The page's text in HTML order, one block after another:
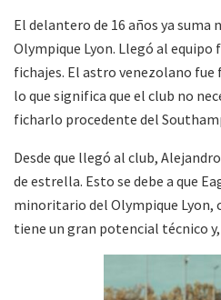
El delantero de 16 años ya suma
Olympique Lyon. Llegó al equipo
fichajes. El astro venezolano
lo que significa que el club no
ficharlo procedente del
Desde que llegó al club,
de estrella. Esto se debe a que
minoritario del Olympique Lyon,
tiene un gran potencial técnico